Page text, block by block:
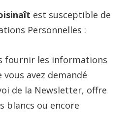
est susceptible de
Personnelles :
fournir les informations
vous avez demandé
de la Newsletter, offre
blancs ou encore